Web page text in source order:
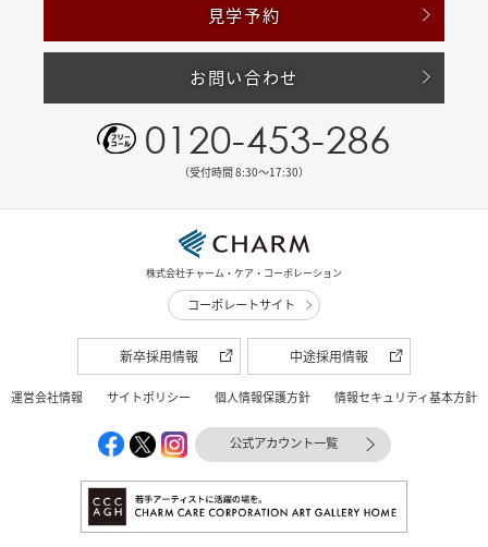
見学予約
お問い合わせ
0120-453-286
（受付時間 8:30〜17:30）
株式会社チャーム・ケア・コーポレーション
コーポレートサイト
新卒採用情報 中途採用情報
運営会社情報 サイトポリシー 個人情報保護方針 情報セキュリティ基本方針
公式アカウント一覧